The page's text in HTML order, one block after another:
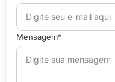
Mensagem*